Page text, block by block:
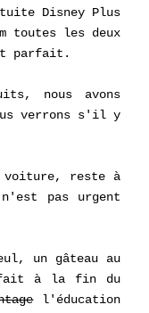
Disney Plus
toutes les deux
parfait.
nous avons
verrons s'il y
voiture, reste à
pas urgent
un gâteau au
à la fin du
l'éducation